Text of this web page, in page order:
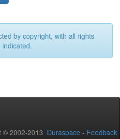
by copyright, with all rights
© 2002-2013 Duraspace - Feedback